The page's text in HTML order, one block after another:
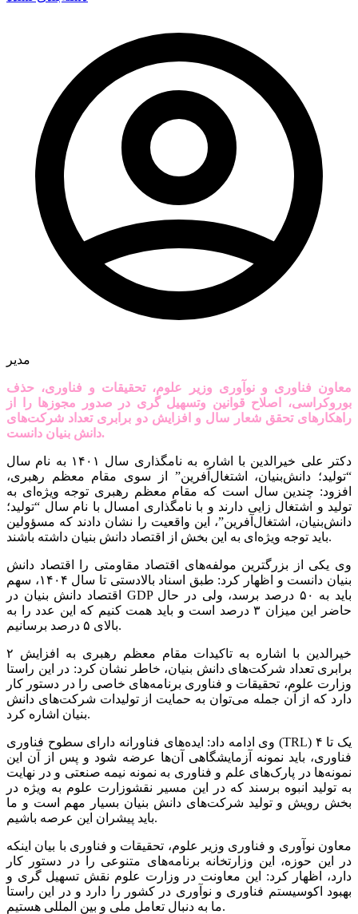
مدیر
معاون فناوری و نوآوری وزیر علوم، تحقیقات و فناوری، حذف
بوروکراسی، اصلاح قوانین وتسهیل گری در صدور مجوزها را از
راهکارهای تحقق شعار سال و افزایش دو برابری تعداد شرکت‌های
دانش بنیان دانست.
دکتر علی خیرالدین با اشاره به نامگذاری سال ۱۴۰۱ به نام سال
“تولید؛ دانش‌بنیان، اشتغال‌آفرین” از سوی مقام معظم رهبری،
افزود: چندین سال است که مقام معظم رهبری توجه ویژه‌ای به
تولید و اشتغال زایی دارند و با نامگذاری امسال با نام سال “تولید؛
دانش‌بنیان، اشتغال‌آفرین”، این واقعیت را نشان دادند که مسؤولین
باید توجه ویژه‌ای به این بخش از اقتصاد دانش بنیان داشته باشند.
وی یکی از بزرگترین مولفه‌های اقتصاد مقاومتی را اقتصاد دانش
بنیان دانست و اظهار کرد: طبق اسناد بالادستی تا سال ۱۴۰۴، سهم
اقتصاد دانش بنیان در GDP باید به ۵۰ درصد برسد، ولی در حال
حاضر این میزان ۳ درصد است و باید همت کنیم که این عدد را به
بالای ۵ درصد برسانیم.
خیرالدین با اشاره به تاکیدات مقام معظم رهبری به افزایش ۲
برابری تعداد شرکت‌های دانش بنیان، خاطر نشان کرد: در این راستا
وزارت علوم، تحقیقات و فناوری برنامه‌های خاصی را در دستور کار
دارد که از آن جمله می‌توان به حمایت از تولیدات شرکت‌های دانش
بنیان اشاره کرد.
وی ادامه داد: ایده‌های فناورانه دارای سطوح فناوری (TRL) یک تا ۴
فناوری، باید نمونه آزمایشگاهی آن‌ها عرضه شود و پس از آن این
نمونه‌ها در پارک‌های علم و فناوری به نمونه نیمه صنعتی و در نهایت
به تولید انبوه برسند که در این مسیر نقشوزارت علوم به ویژه در
بخش رویش و تولید شرکت‌های دانش بنیان بسیار مهم است و ما
باید پیشران این عرصه باشیم.
معاون نوآوری و فناوری وزیر علوم، تحقیقات و فناوری با بیان اینکه
در این حوزه، این وزارتخانه‌ برنامه‌های متنوعی را در دستور کار
دارد، اظهار کرد: این معاونت در وزارت علوم نقش تسهیل گری و
بهبود اکوسیستم فناوری و نوآوری در کشور را دارد و در این راستا
ما به دنبال تعامل ملی و بین المللی هستیم.